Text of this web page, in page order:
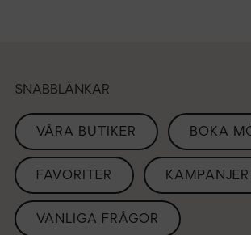
SNABBLÄNKAR
VÅRA BUTIKER BOKA
FAVORITER KAMPANJER
VANLIGA FRÅGOR